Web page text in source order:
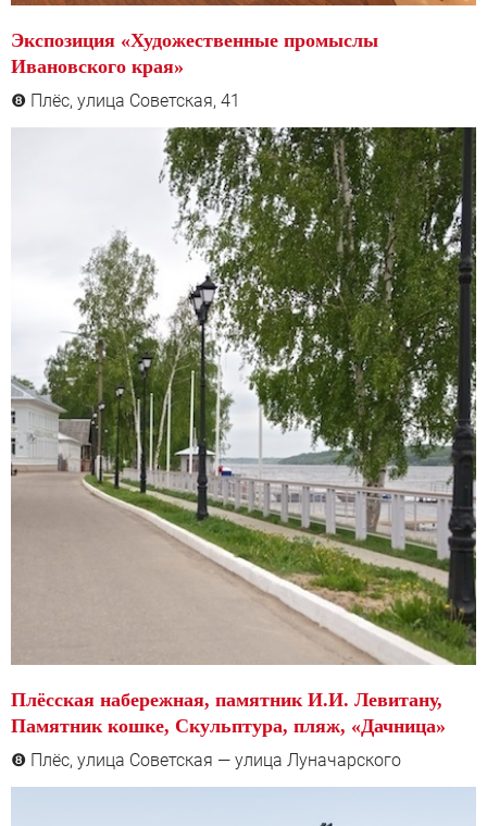
Экспозиция «Художественные промыслы
Ивановского края»
❽ Плёс, улица Советская, 41
Плёсская набережная, памятник И.И. Левитану,
Памятник кошке, Скульптура, пляж, «Дачница»
❽ Плёс, улица Советская — улица Луначарского